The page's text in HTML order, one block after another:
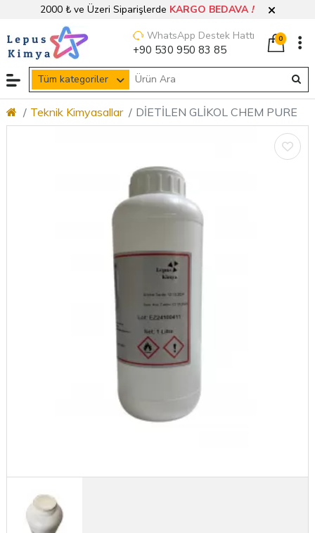
2000 ₺ ve Üzeri Siparişlerde KARGO BEDAVA!
Tüm kategoriler
WhatsApp Destek Hattı
+90 530 950 83 85
0
Teknik Kimyasallar DİETİLEN GLİKOL CHEM PURE